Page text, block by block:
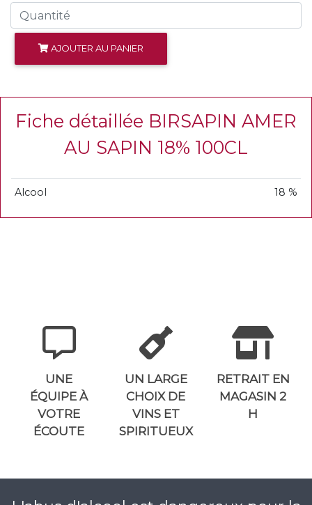
AJOUTER AU PANIER
Fiche détaillée BIRSAPIN AMER
AU SAPIN 18% 100CL
Alcool 18 %
UNE
ÉQUIPE À
VOTRE
ÉCOUTE
UN LARGE
CHOIX DE
VINS ET
SPIRITUEUX
RETRAIT EN
MAGASIN 2
H